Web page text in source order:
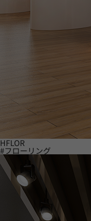
HFLOR
#フローリング